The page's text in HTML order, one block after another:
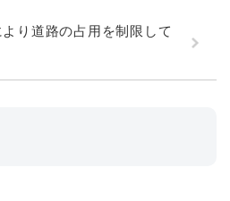
り道路の占用を制限して